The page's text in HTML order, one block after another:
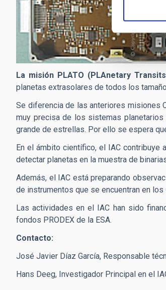
La misión PLATO (PLAnetary
planetas extrasolares de todos los
Se diferencia de las anteriores misiones
muy precisa de los sistemas
grande de estrellas. Por ello se espera
En el ámbito científico, el IAC
detectar planetas en la muestra de
Además, el IAC está preparando
de instrumentos que se encuentran en los
Las actividades en el IAC han sido
fondos PRODEX de la ESA.
Contacto:
José Javier Díaz García, Responsable
Hans Deeg, Investigador Principal en el